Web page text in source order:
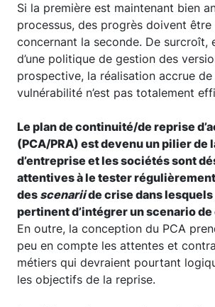
Si la première est maintenant bien
processus, des progrès doivent
concernant la seconde. De surcroît,
d’une politique de gestion des
prospective, la réalisation accrue
vulnérabilité n’est pas totalement
Le plan de continuité/de reprise
(PCA/PRA) est devenu un pilier de
d’entreprise et les sociétés sont
attentives à le tester
des scenariide crise dans
pertinent d’intégrer un scenario
En outre, la conception du PCA
peu en compte les attentes et
métiers qui devraient pourtant
les objectifs de la reprise.